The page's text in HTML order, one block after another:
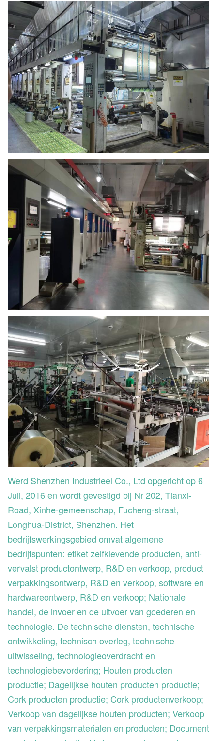
Werd Shenzhen Industrieel Co., Ltd opgericht op 6
Juli, 2016 en wordt gevestigd bij Nr 202, Tianxi-
Road, Xinhe-gemeenschap, Fucheng-straat,
Longhua-District, Shenzhen. Het
bedrijfswerkingsgebied omvat algemene
bedrijfspunten: etiket zelfklevende producten, anti-
vervalst productontwerp, R&D en verkoop, product
verpakkingsontwerp, R&D en verkoop, software en
hardwareontwerp, R&D en verkoop; Nationale
handel, de invoer en de uitvoer van goederen en
technologie. De technische diensten, technische
ontwikkeling, technisch overleg, technische
uitwisseling, technologieoverdracht en
technologiebevordering; Houten producten
productie; Dagelijkse houten producten productie;
Cork producten productie; Cork productenverkoop;
Verkoop van dagelijkse houten producten; Verkoop
van verpakkingsmaterialen en producten; Document